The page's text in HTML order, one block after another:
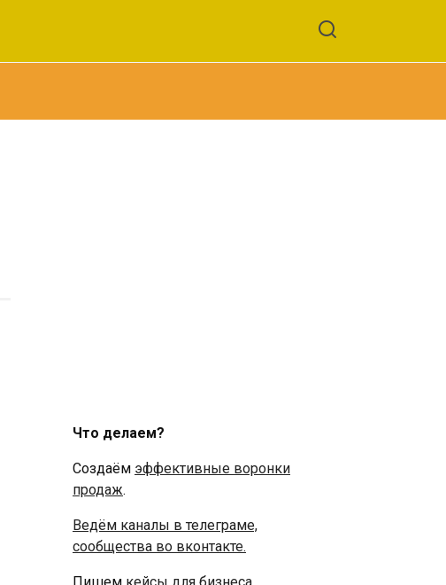
Что делаем?
Создаём эффективные воронки
продаж.
Ведём каналы в телеграме,
сообщества во вконтакте.